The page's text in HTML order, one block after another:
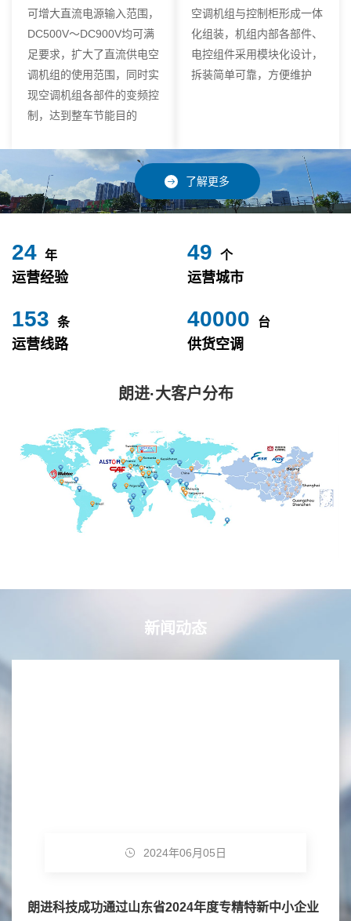
可增大直流电源输入范围，
DC500V～DC900V均可满
足要求，扩大了直流供电空
调机组的使用范围，同时实
现空调机组各部件的变频控
制，达到整车节能目的
空调机组与控制柜形成一体
化组装，机组内部各部件、
电控组件采用模块化设计，
拆装简单可靠，方便维护
了解更多
24 年
运营经验
49 个
运营城市
153 条
运营线路
40000 台
供货空调
朗进·大客户分布
新闻动态
2024年06月05日
朗进科技成功通过山东省2024年度专精特新中小企业